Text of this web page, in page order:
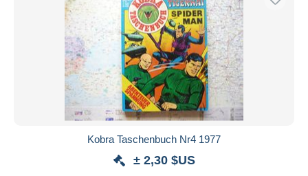
Kobra Taschenbuch Nr4 1977
± 2,30 $US